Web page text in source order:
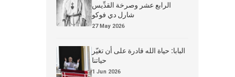
الرابع عشر وصرخة القدِّيس
شارل دي فوكو
27 May 2026
البابا: حياة الله قادرة على أن تغيّر
حياتنا
1 Jun 2026